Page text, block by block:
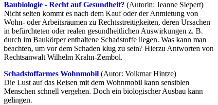
Baubiologie - Recht auf Gesundheit? (Autorin: Jeanne Siepert)
Nicht selten kommt es nach dem Kauf oder der Anmietung von
Wohn- oder Arbeitsräumen zu Rechtsstreitigkeiten, deren Ursachen
in befürchteten oder realen gesundheitlichen Auswirkungen z. B.
durch im Baukörper enthaltene Schadstoffe liegen. Was kann man
beachten, um vor dem Schaden klug zu sein? Hierzu Antworten von
Rechtsanwalt Wilhelm Krahn-Zembol.
Schadstoffarmes Wohnmobil (Autor: Volkmar Hintze)
Die Lust auf das Reisen mit dem Wohnmobil kann sensiblen
Menschen schnell vergehen. Doch ein biologischer Ausbau kann
gelingen.